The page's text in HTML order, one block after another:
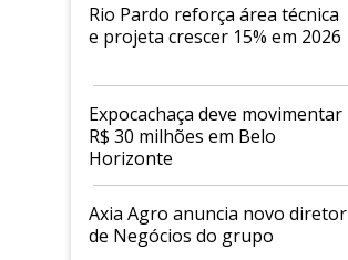
Rio Pardo reforça área técnica
e projeta crescer 15% em 2026
Expocachaça deve movimentar
R$ 30 milhões em Belo
Horizonte
Axia Agro anuncia novo diretor
de Negócios do grupo